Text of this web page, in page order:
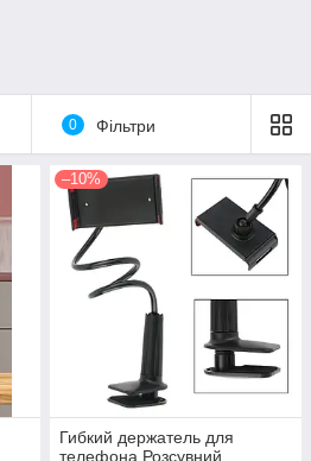
0 Фільтри
–10%
Гибкий держатель для
телефона Розсувний